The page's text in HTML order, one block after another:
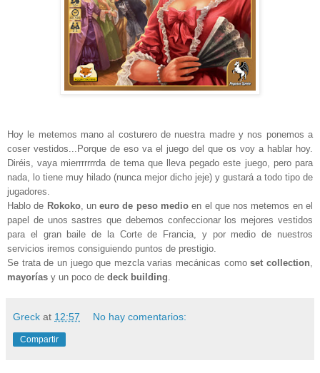
Hoy le metemos mano al costurero de nuestra madre y nos ponemos a
coser vestidos...Porque de eso va el juego del que os voy a hablar hoy.
Diréis, vaya mierrrrrrrda de tema que lleva pegado este juego, pero para
nada, lo tiene muy hilado (nunca mejor dicho jeje) y gustará a todo tipo de
jugadores.
Hablo de Rokoko, uneuro de peso medio en el que nos metemos en el
papel de unos sastres que debemos confeccionar los mejores vestidos
para el gran baile de la Corte de Francia, y por medio de nuestros
servicios iremos consiguiendo puntos de prestigio.
Se trata de un juego que mezcla varias mecánicas comoset collection
mayorías y un poco de deck building
Greck at 12:57 No hay comentarios:
Compartir